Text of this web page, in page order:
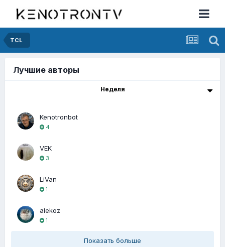
TCL
Лучшие авторы
Неделя
Kenotronbot
4
VEK
3
LiVan
1
alekoz
1
Показать больше